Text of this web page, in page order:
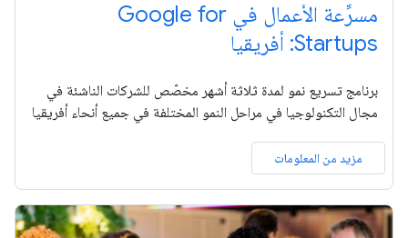
مسرِّعة الأعمال في Google for
Startups: أفريقيا
برنامج تسريع نمو لمدة ثلاثة أشهر مخصّص للشركات الناشئة في
مجال التكنولوجيا في مراحل النمو المختلفة في جميع أنحاء أفريقيا
مزيد من المعلومات